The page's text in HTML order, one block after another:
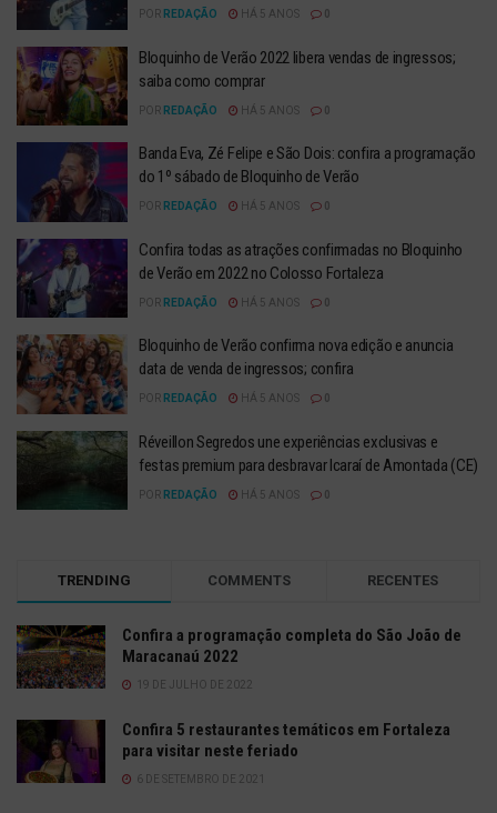
POR REDAÇÃO HÁ 5 ANOS
Bloquinho de Verão 2022 libera vendas de ingressos;
saiba como comprar
POR REDAÇÃO HÁ 5 ANOS
Banda Eva, Zé Felipe e São Dois: confira a programação
do 1º sábado de Bloquinho de Verão
POR REDAÇÃO HÁ 5 ANOS
Confira todas as atrações confirmadas no Bloquinho
de Verão em 2022 no Colosso Fortaleza
POR REDAÇÃO HÁ 5 ANOS
Bloquinho de Verão confirma nova edição e anuncia
data de venda de ingressos; confira
POR REDAÇÃO HÁ 5 ANOS
Réveillon Segredos une experiências exclusivas e
festas premium para desbravar Icaraí de Amontada (CE)
POR REDAÇÃO HÁ 5 ANOS
TRENDING COMMENTS RECENTES
Confira a programação completa do São João de
Maracanaú 2022
19 DE JULHO DE 2022
Confira 5 restaurantes temáticos em Fortaleza
para visitar neste feriado
6 DE SETEMBRO DE 2021